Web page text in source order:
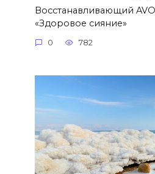
Восстанавливающий
«Здоровое сияние»
0 782